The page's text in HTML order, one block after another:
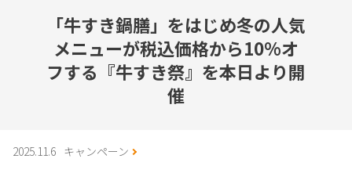
「牛すき鍋膳」をはじめ冬の人気
メニューが税込価格から10%オ
フする『牛すき祭』を本日より開
催
2025.11.6 キャンペーン